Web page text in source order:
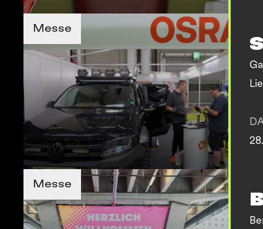
Messe
TICKETS KAUFEN
MEHR INFOS
MEHR INFOS
Messe
TICKETS KAUFEN
TICKETS KAUFEN
MEHR INFOS
MEHR INFOS